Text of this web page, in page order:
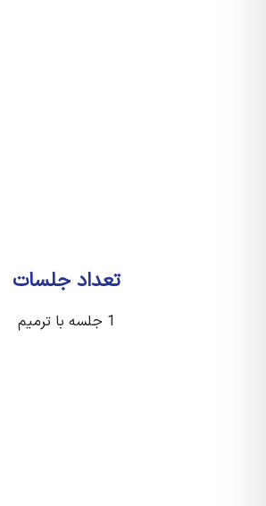
تعداد جلسات